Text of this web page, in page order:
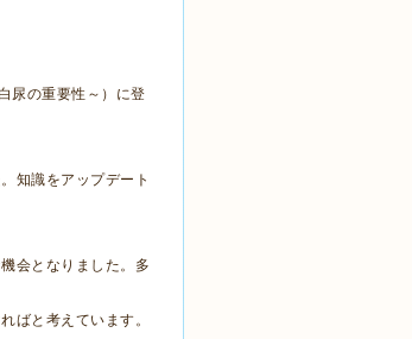
尿の重要性～）に登
知識をアップデート
会となりました。多
ばと考えています。